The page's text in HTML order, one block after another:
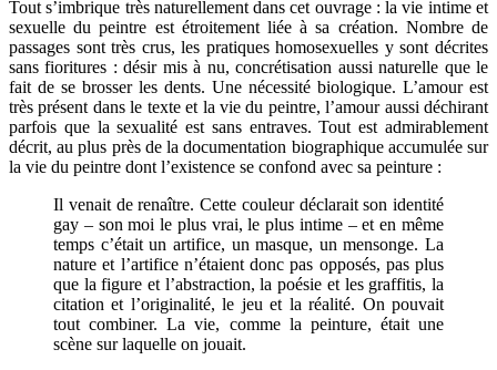
Tout s’imbrique très naturellement dans cet ouvrage : la vie intime et
sexuelle du peintre est étroitement liée à sa création. Nombre de
passages sont très crus, les pratiques homosexuelles y sont décrites
sans fioritures : désir mis à nu, concrétisation aussi naturelle que le
fait de se brosser les dents. Une nécessité biologique. L’amour est
très présent dans le texte et la vie du peintre, l’amour aussi déchirant
parfois que la sexualité est sans entraves. Tout est admirablement
décrit, au plus près de la documentation biographique accumulée sur
la vie du peintre dont l’existence se confond avec sa peinture :
Il venait de renaître. Cette couleur déclarait son identité
gay – son moi le plus vrai, le plus intime – et en même
temps c’était un artifice, un masque, un mensonge. La
nature et l’artifice n’étaient donc pas opposés, pas plus
que la figure et l’abstraction, la poésie et les graffitis, la
citation et l’originalité, le jeu et la réalité. On pouvait
tout combiner. La vie, comme la peinture, était une
scène sur laquelle on jouait.